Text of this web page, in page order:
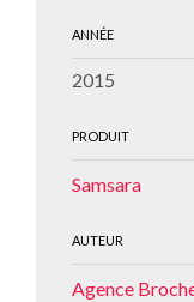
ANNÉE
2015
PRODUIT
Samsara
AUTEUR
Agence